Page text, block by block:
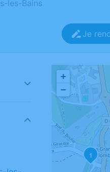
les-Bains
Je
1
+
−